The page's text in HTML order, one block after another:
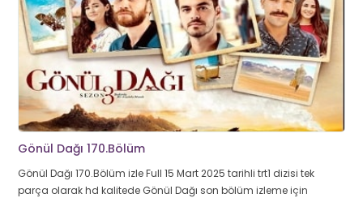
Gönül Dağı 170.Bölüm
Gönül Dağı 170.Bölüm izle Full 15 Mart 2025 tarihli trt1 dizisi tek
parça olarak hd kalitede Gönül Dağı son bölüm izleme için